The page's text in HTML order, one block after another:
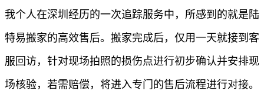
我个人在深圳经历的一次追踪服务中，所感到的就是陆
特易搬家的高效售后。搬家完成后，仅用一天就接到客
服回访，针对现场拍照的损伤点进行初步确认并安排现
场核验，若需赔偿，将进入专门的售后流程进行对接。